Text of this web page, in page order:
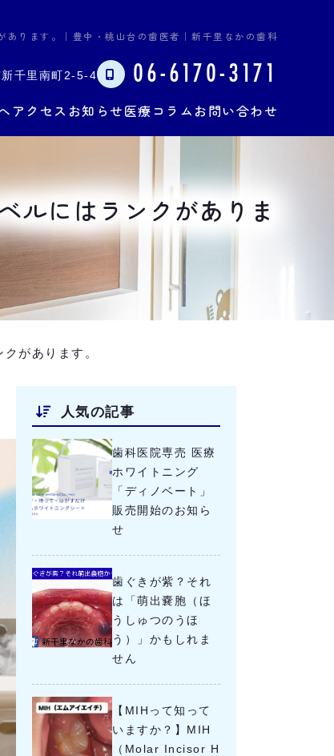
あります。｜豊中・桃山台の歯医者｜新千里なかの歯科
新千里南町2-5-4 06-6170-3171
アクセス お知らせ医療コラム お問い合わせ
ルにはランクがありま
があります。
人気の記事
歯科医院専売 医療
ホワイトニング
「ディノベート」
販売開始のお知ら
せ
歯ぐきが紫？それ
は「萌出嚢胞（ほ
うしゅつのうほ
う）」かもしれま
せん
【MIHって知って
いますか？】MIH
（Molar Incisor H